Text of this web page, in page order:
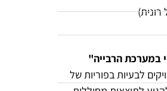
רונית)
במערכת הרבייה"
לבעיות בפוריות של